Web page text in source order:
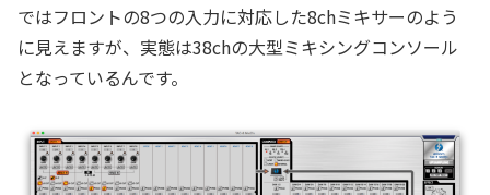
ではフロントの8つの入力に対応した8chミキサーのよう
に見えますが、実態は38chの大型ミキシングコンソール
となっているんです。